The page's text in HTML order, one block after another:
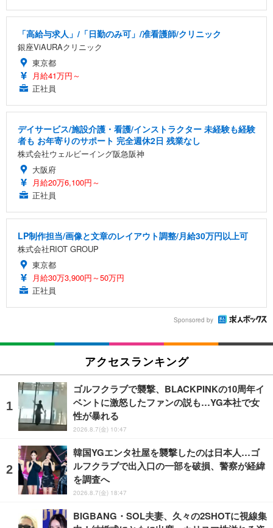
「高給与求人」/「日勤のみ可」/准看護師/クリニック
銀座ViAURAクリニック
東京都
月給41万円～
正社員
デイサービス/施設介護・看護/インストラクター 未経験も経験
者も お年寄りのサポート 完全週休2日 残業なし
株式会社ウェルビーイング阪急阪神
大阪府
月給20万6,100円～
正社員
LP制作担当/画像と文章のレイアウト調整/月給30万円以上可
株式会社RIOT GROUP
東京都
月給30万3,900円～50万円
正社員
Sponsored by
アクセスランキング
ゴルフクラブで襲撃、BLACKPINKの10周年イ
ベントに激怒したファンの説も…YG本社で女
性が暴れる
2026.8.7(金) 10:47
韓国YGエンタ社屋を襲撃したのは日本人…ゴ
ルフクラブで出入口の一部を破損、警察が経緯
を調査へ
2026.8.7(金) 18:47
BIGBANG・SOL夫妻、久々の2SHOTに視線集